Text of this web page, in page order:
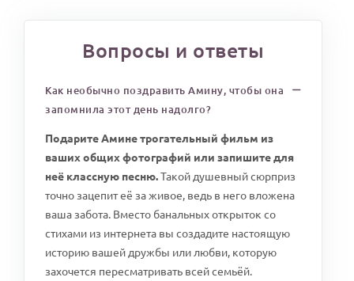
Вопросы и ответы
Как необычно поздравить Амину, чтобы она
запомнила этот день надолго?
Подарите Амине трогательный фильм из
ваших общих фотографий или запишите для
неё классную песню.Такой душевный сюрприз
точно зацепит её за живое, ведь в него вложена
ваша забота. Вместо банальных открыток со
стихами из интернета вы создадите настоящую
историю вашей дружбы или любви, которую
захочется пересматривать всей семьёй.